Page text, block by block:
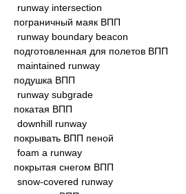
runway intersection
пограничный маяк ВПП
runway boundary beacon
подготовленная для полетов ВПП
maintained runway
подушка ВПП
runway subgrade
покатая ВПП
downhill runway
покрывать ВПП пеной
foam a runway
покрытая снегом ВПП
snow-covered runway